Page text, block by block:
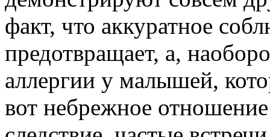
факт, что аккуратное
предотвращает, а,
аллергии у малышей,
вот небрежное